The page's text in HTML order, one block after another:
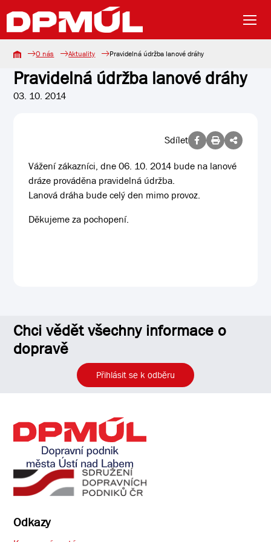
O nás Aktuality Pravidelná údržba lanové dráhy
Pravidelná údržba lanové dráhy
03. 10. 2014
Sdílet
Vážení zákazníci, dne 06. 10. 2014 bude na lanové
dráze prováděna pravidelná údržba.
Lanová dráha bude celý den mimo provoz.
Děkujeme za pochopení.
Chci vědět všechny informace o
dopravě
Přihlásit se k odběru
Odkazy